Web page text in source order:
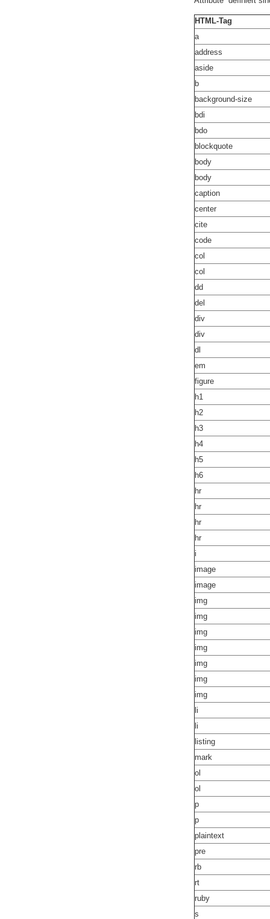
HTML-Tag
a
address
aside
b
background-size
bdi
bdo
blockquote
body
body
caption
center
cite
code
col
col
dd
del
div
div
dl
em
figure
h1
h2
h3
h4
h5
h6
hr
hr
hr
hr
i
image
image
img
img
img
img
img
img
img
li
li
listing
mark
ol
ol
p
p
plaintext
pre
rb
rt
ruby
s